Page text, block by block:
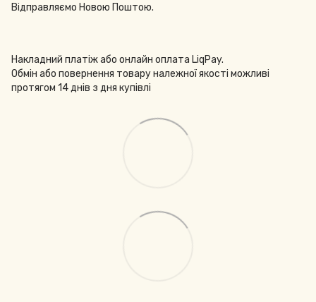
Відправляємо Новою Поштою.
Накладний платіж або онлайн оплата LiqPay.
Обмін або повернення товару належної якості можливі
протягом 14 днів з дня купівлі